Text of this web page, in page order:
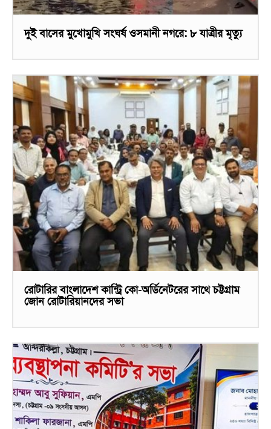
দুই বাসের মুখোমুখি সংঘর্ষ ওসমানী নগরে: ৮ যাত্রীর মৃত্যু
রোটারির বাংলাদেশ কান্ট্রি কো-অর্ডিনেটরের সাথে চট্টগ্রাম
জোন রোটারিয়ানদের সভা